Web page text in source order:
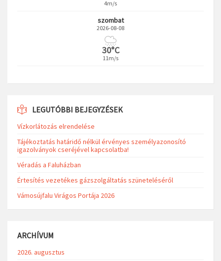
4m/s
szombat
2026-08-08
30°C
11m/s
LEGUTÓBBI BEJEGYZÉSEK
Vízkorlátozás elrendelése
Tájékoztatás határidő nélkül érvényes személyazonosító
igazolványok cseréjével kapcsolatba!
Véradás a Faluházban
Értesítés vezetékes gázszolgáltatás szüneteléséről
Vámosújfalu Virágos Portája 2026
ARCHÍVUM
2026. augusztus